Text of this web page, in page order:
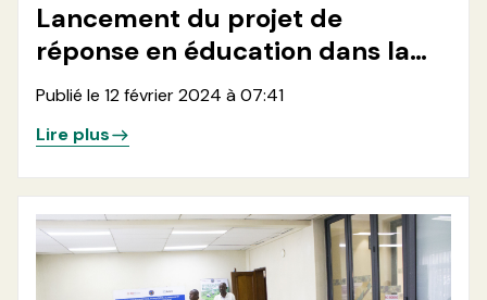
Lancement du projet de
réponse en éducation dans la
zone de santé de Kibirizi
Publié le 12 février 2024 à 07:41
Lire plus